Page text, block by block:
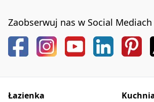
Zaobserwuj nas w Social Mediach
Łazienka